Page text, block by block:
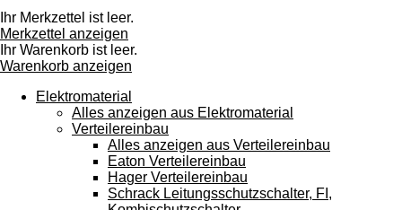
können
Touch-
und
Streichgesten
verwenden.
Ihr Merkzettel ist leer.
Merkzettel anzeigen
Ihr Warenkorb ist leer.
Warenkorb anzeigen
Elektromaterial
Alles anzeigen aus Elektromaterial
Verteilereinbau
Alles anzeigen aus Verteilereinbau
Eaton Verteilereinbau
Hager Verteilereinbau
Schrack Leitungsschutzschalter, FI,